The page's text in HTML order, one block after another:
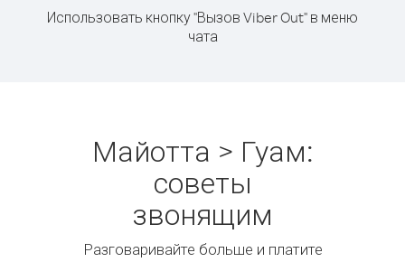
Использовать кнопку "Вызов Viber Out" в меню
чата
Майотта > Гуам:
советы
звонящим
Разговаривайте больше и платите